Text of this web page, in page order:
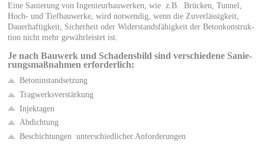
Eine Sa­nie­rung von In­ge­nieur­bau­wer­ken, wie z.B. Brü­cken, Tun­nel,
Hoch- und Tief­bau­wer­ke, wird not­wen­dig, wenn die Zu­ver­läs­sig­keit,
Dau­er­haf­tig­keit, Si­cher­heit oder Wi­der­stands­fä­hig­keit der Be­ton­kon­struk­
ti­on nicht mehr ge­währ­leis­tet ist.
Je nach Bau­werk und Scha­dens­bild sind ver­schie­de­ne Sa­nie­
rungs­maß­nah­men er­for­der­lich:
Be­to­n­in­stand­set­zung
Trag­werks­ver­stär­kung
In­jek­ta­gen
Ab­dich­tung
Be­schich­tun­gen un­ter­schied­li­cher An­for­de­run­gen